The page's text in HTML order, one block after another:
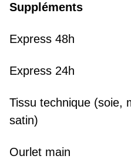
Suppléments
Express 48h
Express 24h
Tissu technique (soie,
satin)
Ourlet main